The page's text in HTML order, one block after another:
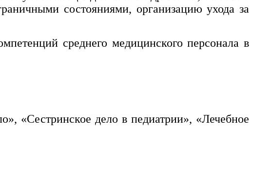
состояниями, организацию ухода за
среднего медицинского персонала в
«Сестринское дело в педиатрии», «Лечебное